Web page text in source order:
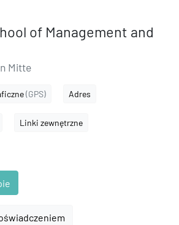
of Management and
Mitte
(GPS) Adres
Linki zewnętrzne